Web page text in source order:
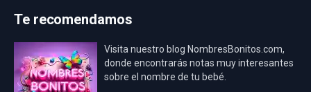
Los Minions Los Vengadores
Mario Bros Mi Villano Favorito
Te recomendamos
Visita nuestro blog NombresBonitos.com,
donde encontrarás notas muy interesantes
sobre el nombre de tu bebé.